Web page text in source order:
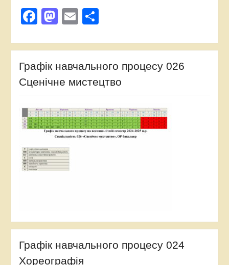
Facebook
Mastodon
EmailПоділитися
Графік навчального процесу 026
Сценічне мистецтво
Графік навчального процесу 024
Хореографія